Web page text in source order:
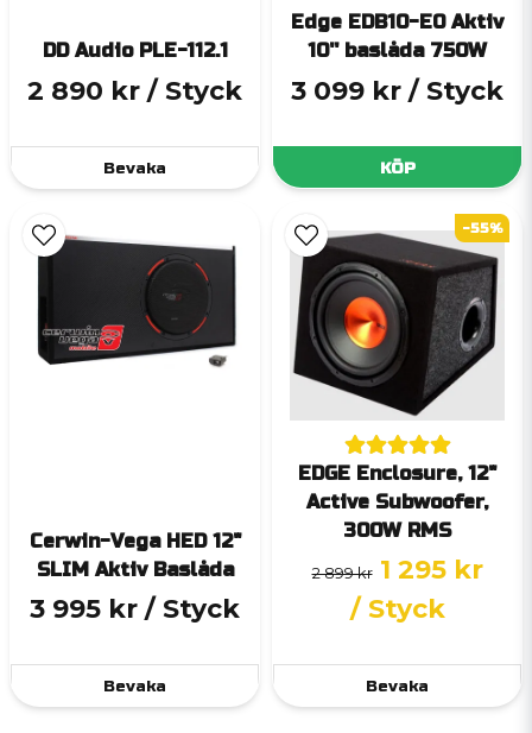
DD Audio PLE-112.1
2 890 kr / Styck
Bevaka
Edge EDB10-E0 Aktiv
10'' baslåda 750W
3 099 kr / Styck
KÖP
Cerwin-Vega HED 12"
SLIM Aktiv Baslåda
3 995 kr / Styck
Bevaka
EDGE Enclosure, 12"
Active Subwoofer,
300W RMS
2 899 kr 1 295 kr
/ Styck
Bevaka
-55%